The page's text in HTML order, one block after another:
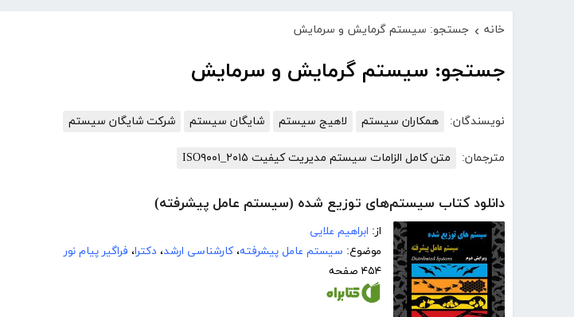
خانه › جستجو: سیستم گرمایش و سرمایش
جستجو: سیستم گرمایش و سرمایش
نویسندگان: همکاران سیستم لاهیج سیستم شایگان سیستم شرکت شایگان سیستم
مترجمان: متن کامل الزامات سیستم مدیریت کیفیت ISO۹۰۰۱_۲۰۱۵
دانلود کتاب سیستم‌های توزیع شده (سیستم عامل پیشرفته)
از: ابراهیم علایی
موضوع: سیستم عامل پیشرفته، کارشناسی ارشد، دکترا، فراگیر پیام نور
۴۵۴ صفحه